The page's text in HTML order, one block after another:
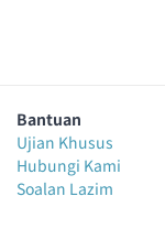
Bantuan
Ujian Khusus
Hubungi Kami
Soalan Lazim